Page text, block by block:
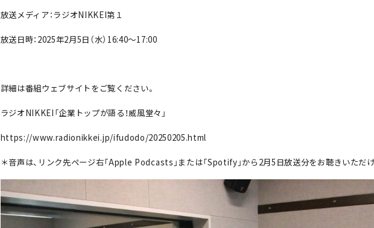
放送メディア：ラジオNIKKEI第１
放送日時：2025年2月5日（水）16:40～17:00
詳細は番組ウェブサイトをご覧ください。
ラジオNIKKEI「企業トップが語る！威風堂々」
https://www.radionikkei.jp/ifudodo/20250205.html
＊音声は、リンク先ページ右「Apple Podcasts」または「Spotify」から2月5日放送分をお聴きいただ